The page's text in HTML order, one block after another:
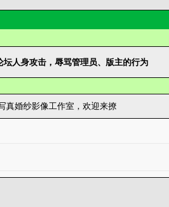
坛人身攻击，辱骂管理员、版主的行为
真婚纱影像工作室，欢迎来撩